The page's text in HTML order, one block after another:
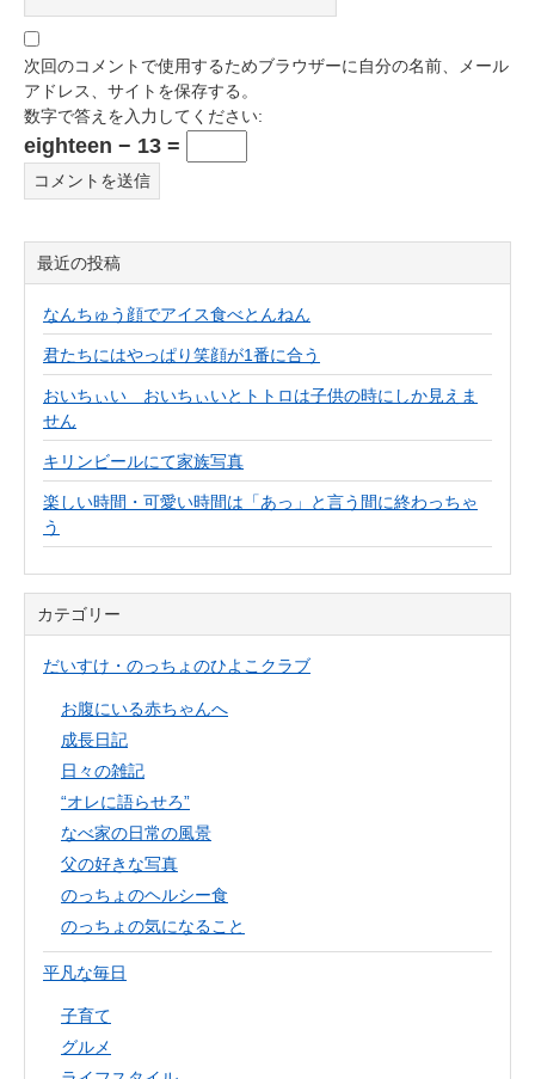
次回のコメントで使用するためブラウザーに自分の名前、メール
アドレス、サイトを保存する。
数字で答えを入力してください:
eighteen − 13 =
最近の投稿
なんちゅう顔でアイス食べとんねん
君たちにはやっぱり笑顔が1番に合う
おいちぃい おいちぃいとトトロは子供の時にしか見えま
せん
キリンビールにて家族写真
楽しい時間・可愛い時間は「あっ」と言う間に終わっちゃ
う
カテゴリー
だいすけ・のっちょのひよこクラブ
お腹にいる赤ちゃんへ
成長日記
日々の雑記
“オレに語らせろ”
なべ家の日常の風景
父の好きな写真
のっちょのヘルシー食
のっちょの気になること
平凡な毎日
子育て
グルメ